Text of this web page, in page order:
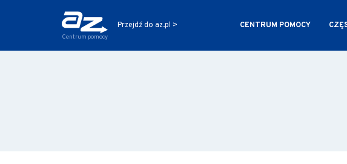
Centrum pomocy
Przejdź do az.pl > CENTRUM POMOCY